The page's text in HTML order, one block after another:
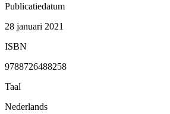
Publicatiedatum
28 januari 2021
ISBN
9788726488258
Taal
Nederlands